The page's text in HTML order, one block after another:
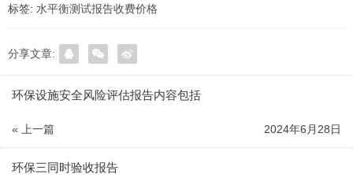
标签: 水平衡测试报告收费价格
分享文章:
环保设施安全风险评估报告内容包括
« 上一篇 2024年6月28日
环保三同时验收报告